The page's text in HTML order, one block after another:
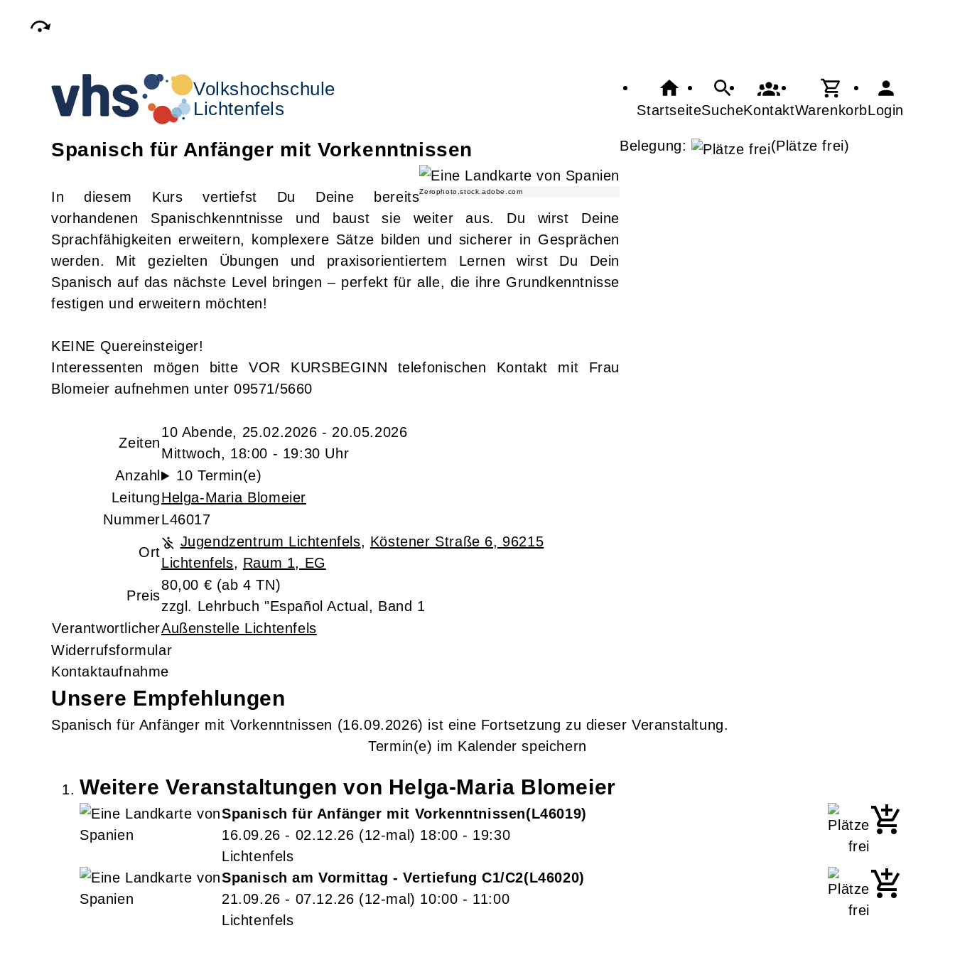
Volkshochschule
Lichtenfels
StartseiteSucheKontaktWarenkorbLogin
Spanisch für Anfänger mit Vorkenntnissen
Zerophoto.stock.adobe.com
In diesem Kurs vertiefst Du Deine bereits
vorhandenen Spanischkenntnisse und baust sie weiter aus. Du wirst Deine
Sprachfähigkeiten erweitern, komplexere Sätze bilden und sicherer in Gesprächen
werden. Mit gezielten Übungen und praxisorientiertem Lernen wirst Du Dein
Spanisch auf das nächste Level bringen – perfekt für alle, die ihre Grundkenntnisse
festigen und erweitern möchten!
KEINE Quereinsteiger!
Interessenten mögen bitte VOR KURSBEGINN telefonischen Kontakt mit Frau
Blomeier aufnehmen unter 09571/5660
Zeiten
10 Abende, 25.02.2026 - 20.05.2026
Mittwoch, 18:00 - 19:30 Uhr
Anzahl
10 Termin(e)
LeitungHelga-Maria Blomeier
NummerL46017
Ort
Jugendzentrum Lichtenfels, Köstener Straße 6, 96215
Lichtenfels, Raum 1, EG
Preis
80,00 € (ab 4 TN)
zzgl. Lehrbuch "Español Actual, Band 1
VerantwortlicherAußenstelle Lichtenfels
Widerrufsformular
Kontaktaufnahme
Belegung: (Plätze frei)
Unsere Empfehlungen
Spanisch für Anfänger mit Vorkenntnissen (16.09.2026) ist eine Fortsetzung zu dieser Veranstaltung.
Termin(e) im Kalender speichern
Weitere Veranstaltungen von Helga-Maria Blomeier
Spanisch für Anfänger mit Vorkenntnissen L46019
16.09.26 - 02.12.26 (12-mal) 18:00 - 19:30
Lichtenfels
Spanisch am Vormittag - Vertiefung C1/C2 L46020
21.09.26 - 07.12.26 (12-mal) 10:00 - 11:00
Lichtenfels